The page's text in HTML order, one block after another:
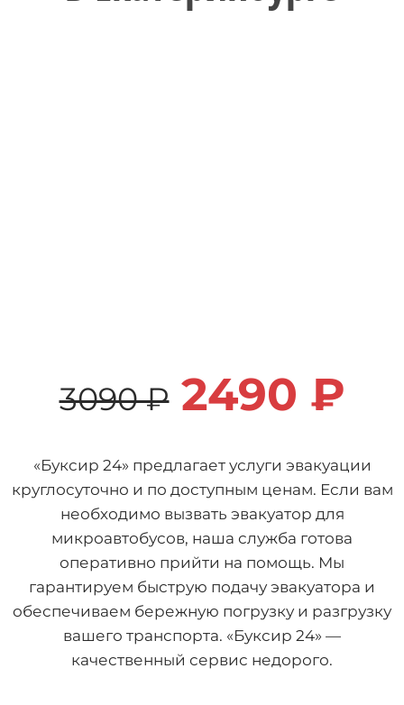
3090 ₽ 2490 ₽
«Буксир 24» предлагает услуги эвакуации
круглосуточно и по доступным ценам. Если вам
необходимо вызвать эвакуатор для
микроавтобусов, наша служба готова
оперативно прийти на помощь. Мы
гарантируем быструю подачу эвакуатора и
обеспечиваем бережную погрузку и разгрузку
вашего транспорта. «Буксир 24» —
качественный сервис недорого.